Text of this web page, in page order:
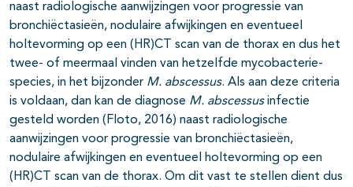
naast radiologische aanwijzingen voor progressie van
bronchiëctasieën, nodulaire afwijkingen en eventueel
holtevorming op een (HR)CT scan van de thorax en dus het
twee- of meermaal vinden van hetzelfde mycobacterie-
species, in het bijzonder M. abscessus. Als aan deze criteria
is voldaan, dan kan de diagnose M. abscessusinfectie
gesteld worden (Floto, 2016) naast radiologische
aanwijzingen voor progressie van bronchiëctasieën,
nodulaire afwijkingen en eventueel holtevorming op een
(HR)CT scan van de thorax. Om dit vast te stellen dient dus